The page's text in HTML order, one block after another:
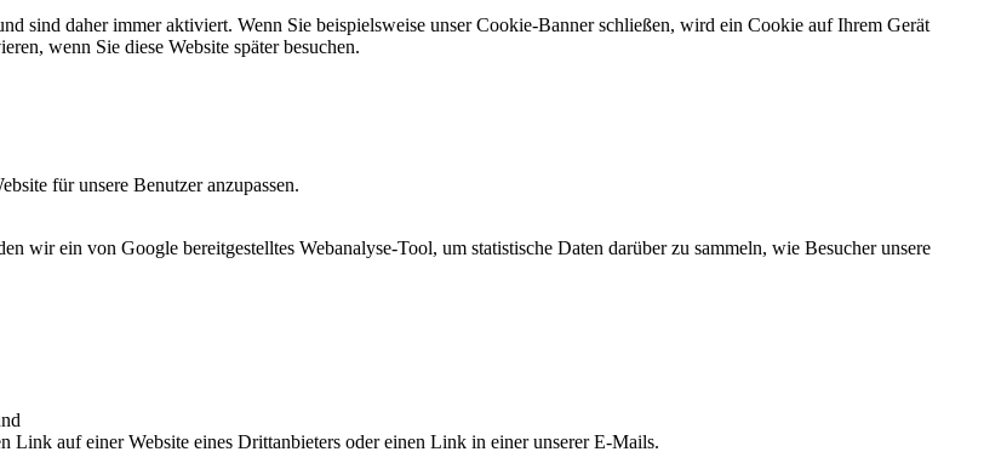
sind daher immer aktiviert. Wenn Sie beispielsweise unser Cookie-Banner schließen, wird ein Cookie auf Ihrem Gerät
wenn Sie diese Website später besuchen.
für unsere Benutzer anzupassen.
wir ein von Google bereitgestelltes Webanalyse-Tool, um statistische Daten darüber zu sammeln, wie Besucher unsere
Link auf einer Website eines Drittanbieters oder einen Link in einer unserer E-Mails.